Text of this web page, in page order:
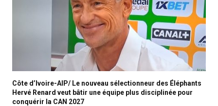
Côte d’Ivoire-AIP/ Le nouveau sélectionneur des Éléphants
Hervé Renard veut bâtir une équipe plus disciplinée pour
conquérir la CAN 2027